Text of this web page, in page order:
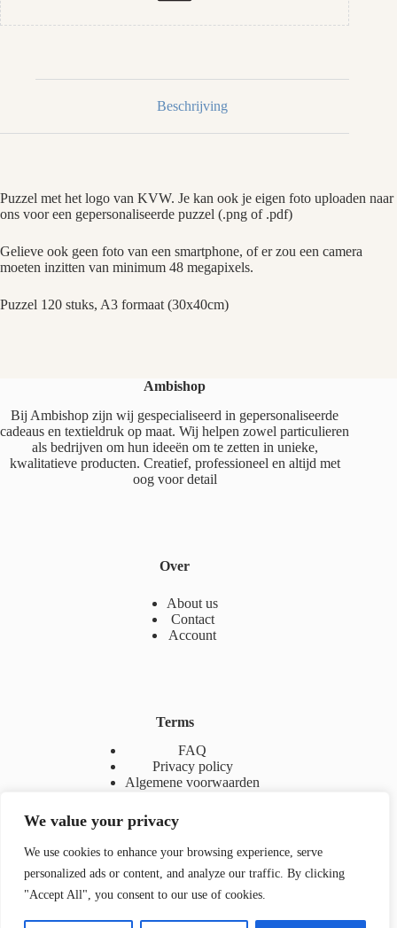
We value your privacy
We use cookies to enhance your browsing experience, serve
personalized ads or content, and analyze our traffic. By clicking
"Accept All", you consent to our use of cookies.
Beschrijving
Puzzel met het logo van KVW. Je kan ook je eigen foto uploaden naar
ons voor een gepersonaliseerde puzzel (.png of .pdf)
Gelieve ook geen foto van een smartphone, of er zou een camera
moeten inzitten van minimum 48 megapixels.
Puzzel 120 stuks, A3 formaat (30x40cm)
Ambishop
Bij Ambishop zijn wij gespecialiseerd in gepersonaliseerde
cadeaus en textieldruk op maat. Wij helpen zowel particulieren
als bedrijven om hun ideeën om te zetten in unieke,
kwalitatieve producten. Creatief, professioneel en altijd met
oog voor detail
Over
About us
Contact
Account
Terms
FAQ
Privacy policy
Algemene voorwaarden
Contact
(+32) 474 30 73 63